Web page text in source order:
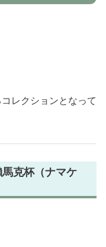
レクションとなって
克杯（ナマケ